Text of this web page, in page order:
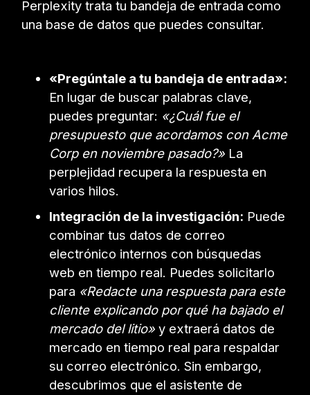
Perplexity trata tu bandeja de entrada como
una base de datos que puedes consultar.
«Pregúntale a tu bandeja de entrada»:
En lugar de buscar palabras clave,
puedes preguntar: «¿Cuál fue el
presupuesto que acordamos con Acme
Corp en noviembre pasado?» La
perplejidad recupera la respuesta en
varios hilos.
Integración de la investigación: Puede
combinar tus datos de correo
electrónico internos con búsquedas
web en tiempo real. Puedes solicitarlo
para «Redacte una respuesta para este
cliente explicando por qué ha bajado el
mercado del litio» y extraerá datos de
mercado en tiempo real para respaldar
su correo electrónico. Sin embargo,
descubrimos que el asistente de